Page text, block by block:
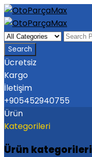
Ücretsiz
Kargo
İletişim
+905452940755
Ürün
Kategorileri
Ürün kategorileri